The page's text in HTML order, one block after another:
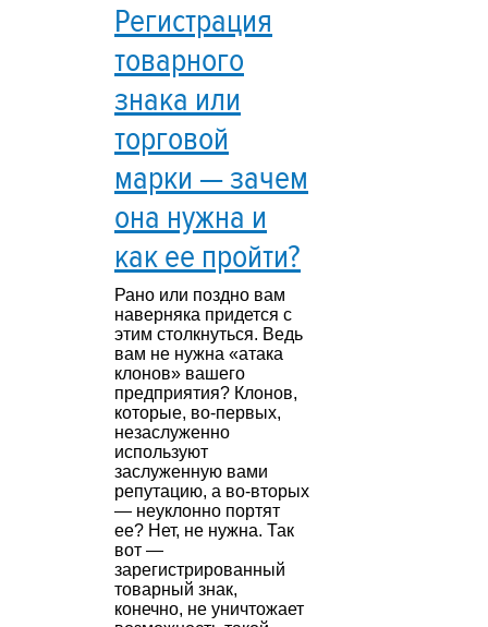
Регистрация
товарного
знака или
торговой
марки — зачем
она нужна и
как ее пройти?
Рано или поздно вам
наверняка придется с
этим столкнуться. Ведь
вам не нужна «атака
клонов» вашего
предприятия? Клонов,
которые, во-первых,
незаслуженно
используют
заслуженную вами
репутацию, а во-вторых
— неуклонно портят
ее? Нет, не нужна. Так
вот —
зарегистрированный
товарный знак,
конечно, не уничтожает